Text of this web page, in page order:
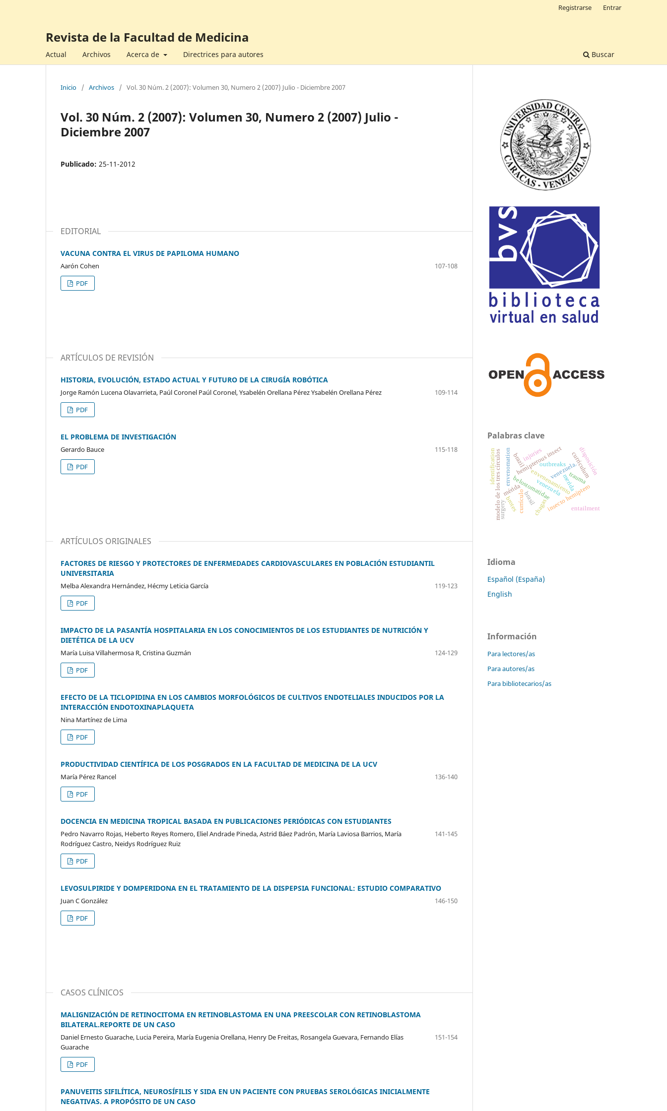
Revista de la Facultad de Medicina
Actual Archivos Acerca de Directrices para autores Buscar
Registrarse Entrar
Inicio / Archivos / Vol. 30 Núm. 2 (2007): Volumen 30, Numero 2 (2007) Julio - Diciembre 2007
Vol. 30 Núm. 2 (2007): Volumen 30, Numero 2 (2007) Julio -
Diciembre 2007
Publicado: 25-11-2012
EDITORIAL
VACUNA CONTRA EL VIRUS DE PAPILOMA HUMANO
Aarón Cohen
107-108
PDF
ARTÍCULOS DE REVISIÓN
HISTORIA, EVOLUCIÓN, ESTADO ACTUAL Y FUTURO DE LA CIRUGÍA ROBÓTICA
Jorge Ramón Lucena Olavarrieta, Paúl Coronel Paúl Coronel, Ysabelén Orellana Pérez Ysabelén Orellana Pérez
109-114
PDF
EL PROBLEMA DE INVESTIGACIÓN
Gerardo Bauce
115-118
PDF
ARTÍCULOS ORIGINALES
FACTORES DE RIESGO Y PROTECTORES DE ENFERMEDADES CARDIOVASCULARES EN POBLACIÓN ESTUDIANTIL
UNIVERSITARIA
Melba Alexandra Hernández, Hécmy Leticia García
119-123
PDF
IMPACTO DE LA PASANTÍA HOSPITALARIA EN LOS CONOCIMIENTOS DE LOS ESTUDIANTES DE NUTRICIÓN Y
DIETÉTICA DE LA UCV
María Luisa Villahermosa R, Cristina Guzmán
124-129
PDF
EFECTO DE LA TICLOPIDINA EN LOS CAMBIOS MORFOLÓGICOS DE CULTIVOS ENDOTELIALES INDUCIDOS POR LA
INTERACCIÓN ENDOTOXINAPLAQUETA
Nina Martínez de Lima
PDF
PRODUCTIVIDAD CIENTÍFICA DE LOS POSGRADOS EN LA FACULTAD DE MEDICINA DE LA UCV
María Pérez Rancel
136-140
PDF
DOCENCIA EN MEDICINA TROPICAL BASADA EN PUBLICACIONES PERIÓDICAS CON ESTUDIANTES
Pedro Navarro Rojas, Heberto Reyes Romero, Eliel Andrade Pineda, Astrid Báez Padrón, María Laviosa Barrios, María
Rodríguez Castro, Neidys Rodríguez Ruiz
141-145
PDF
LEVOSULPIRIDE Y DOMPERIDONA EN EL TRATAMIENTO DE LA DISPEPSIA FUNCIONAL: ESTUDIO COMPARATIVO
Juan C González
146-150
PDF
CASOS CLÍNICOS
MALIGNIZACIÓN DE RETINOCITOMA EN RETINOBLASTOMA EN UNA PREESCOLAR CON RETINOBLASTOMA
BILATERAL.REPORTE DE UN CASO
Daniel Ernesto Guarache, Lucia Pereira, María Eugenia Orellana, Henry De Freitas, Rosangela Guevara, Fernando Elías
Guarache
151-154
PDF
PANUVEITIS SIFILÍTICA, NEUROSÍFILIS Y SIDA EN UN PACIENTE CON PRUEBAS SEROLÓGICAS INICIALMENTE
NEGATIVAS. A PROPÓSITO DE UN CASO
Palabras clave
envenenamiento
insecto hemíptero
belostomatidae
mérida venezuela
envenomationhemipterous insect
merida
venezuela.
currículo
modelo de los tres círculos curriculum
disposición
identification
entailment
chagas
brasil
brotes
brazil outbreaks
injuries
trauma
surgery
Idioma
Español (España)
English
Información
Para lectores/as
Para autores/as
Para bibliotecarios/as